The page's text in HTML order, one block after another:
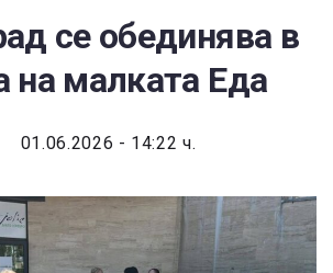
се обединява в
на малката Еда
01.06.2026 - 14:22 ч.